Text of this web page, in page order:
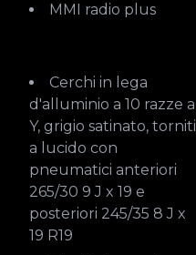
MMI radio plus
Cerchi in lega
d'alluminio a 10 razze a
Y, grigio satinato, torniti
a lucido con
pneumatici anteriori
265/30 9 J x 19 e
posteriori 245/35 8 J x
19 R19